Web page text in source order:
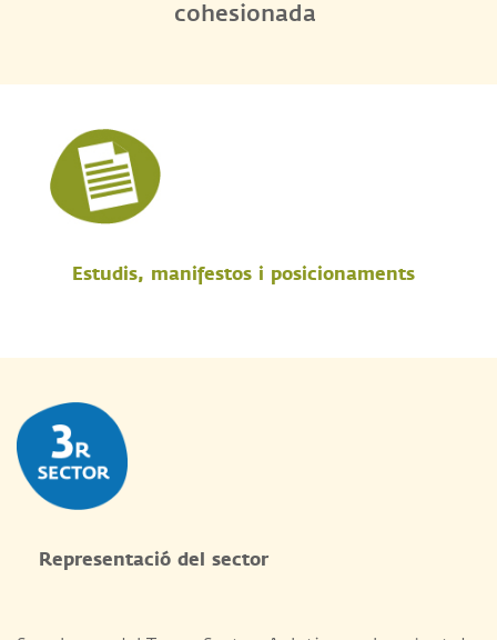
cohesionada
Estudis, manifestos i posicionaments
Representació del sector